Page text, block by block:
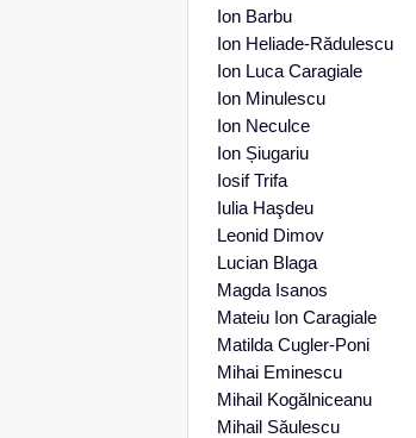
Ion Barbu
Ion Heliade-Rădulescu
Ion Luca Caragiale
Ion Minulescu
Ion Neculce
Ion Șiugariu
Iosif Trifa
Iulia Haşdeu
Leonid Dimov
Lucian Blaga
Magda Isanos
Mateiu Ion Caragiale
Matilda Cugler-Poni
Mihai Eminescu
Mihail Kogălniceanu
Mihail Săulescu